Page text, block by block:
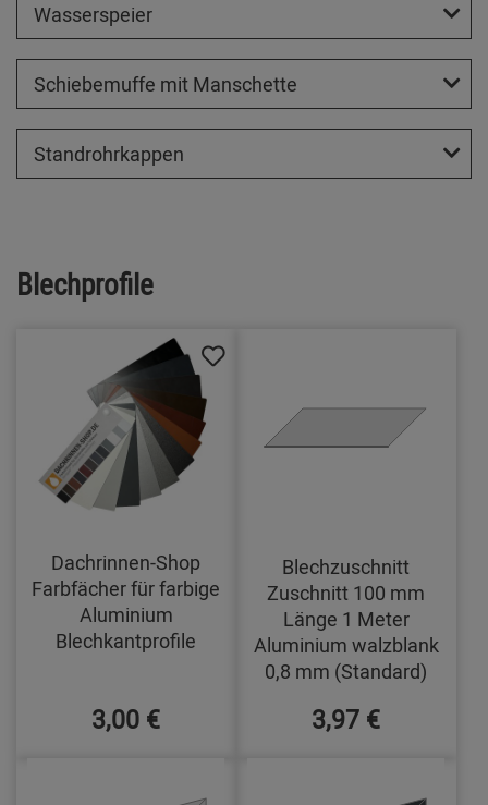
Wasserspeier
Schiebemuffe mit Manschette
Standrohrkappen
Blechprofile
Dachrinnen-Shop
Farbfächer für farbige
Aluminium
Blechkantprofile
3,00 €
Blechzuschnitt
Zuschnitt 100 mm
Länge 1 Meter
Aluminium walzblank
0,8 mm (Standard)
3,97 €